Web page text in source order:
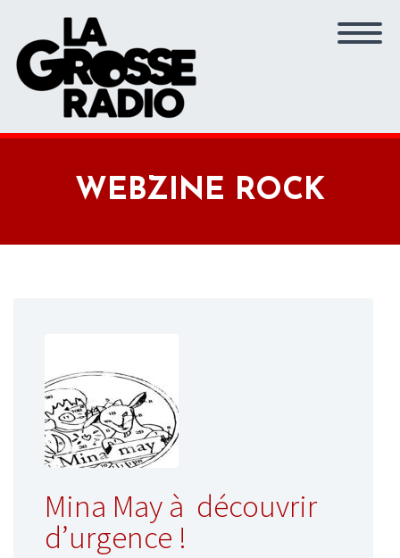
WEBZINE ROCK
Mina May à découvrir
d’urgence !